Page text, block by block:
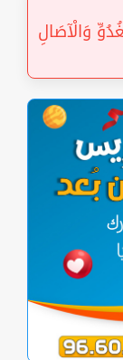
وَالْآصَالِ